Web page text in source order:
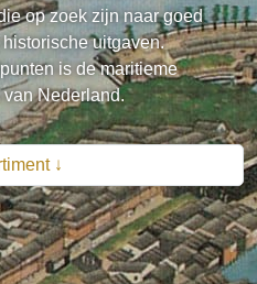
op zoek zijn naar goed
uitgaven.
is de maritieme
Nederland.
↓